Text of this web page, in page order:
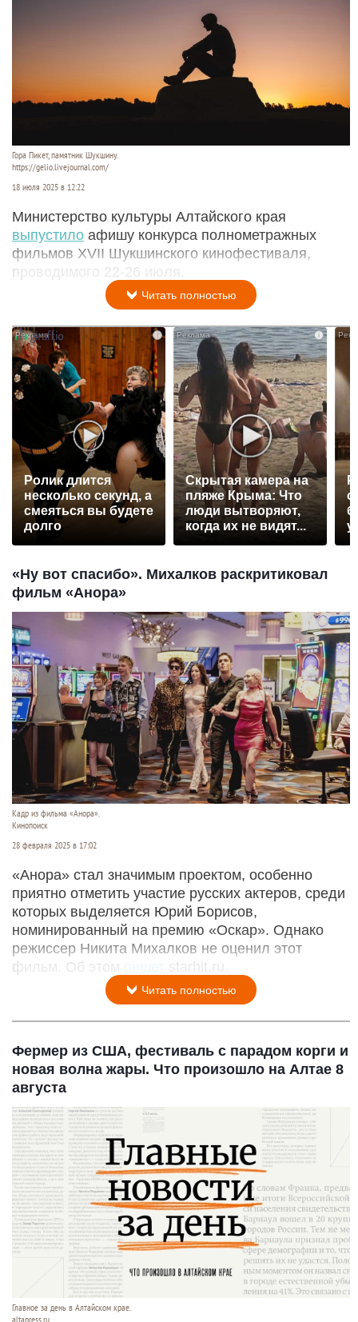
Гора Пикет, памятник Шукшину.
https://gelio.livejournal.com/
18 июля 2025 в 12:22
Министерство культуры Алтайского края
выпустило афишу конкурса полнометражных
фильмов XVII Шукшинского кинофестиваля,
проводимого 22-26 июля.
Читать полностью
Ролик длится
несколько секунд, а
смеяться вы будете
долго
i
Скрытая камера на
пляже Крыма: Что
люди вытворяют,
когда их не видят...
«Ну вот спасибо». Михалков раскритиковал
фильм «Анора»
Кадр из фильма «Анора».
Кинопоиск
28 февраля 2025 в 17:02
«Анора» стал значимым проектом, особенно
приятно отметить участие русских актеров, среди
которых выделяется Юрий Борисов,
номинированный на премию «Оскар». Однако
режиссер Никита Михалков не оценил этот
фильм. Об этом
starhit.ru.
Читать полностью
Фермер из США, фестиваль с парадом корги и
новая волна жары. Что произошло на Алтае 8
августа
Главное за день в Алтайском крае.